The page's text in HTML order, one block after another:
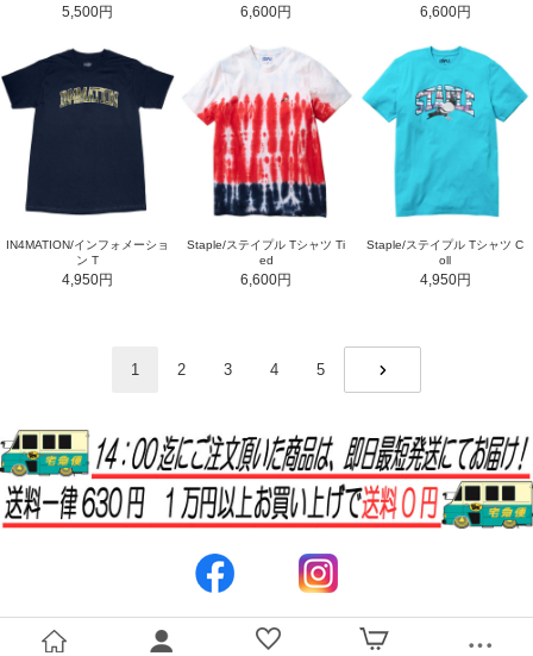
5,500円 6,600円 6,600円
IN4MATION/インフォメーショ
ン T
4,950円
Staple/ステイプル Tシャツ Ti
ed
6,600円
Staple/ステイプル Tシャツ C
oll
4,950円
1 2 3 4
5